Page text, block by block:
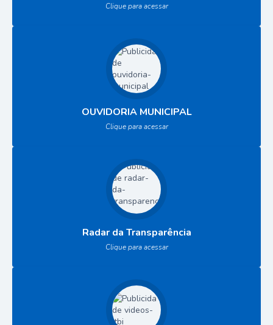
Clique para acessar
OUVIDORIA MUNICIPAL
Clique para acessar
Radar da Transparência
Clique para acessar